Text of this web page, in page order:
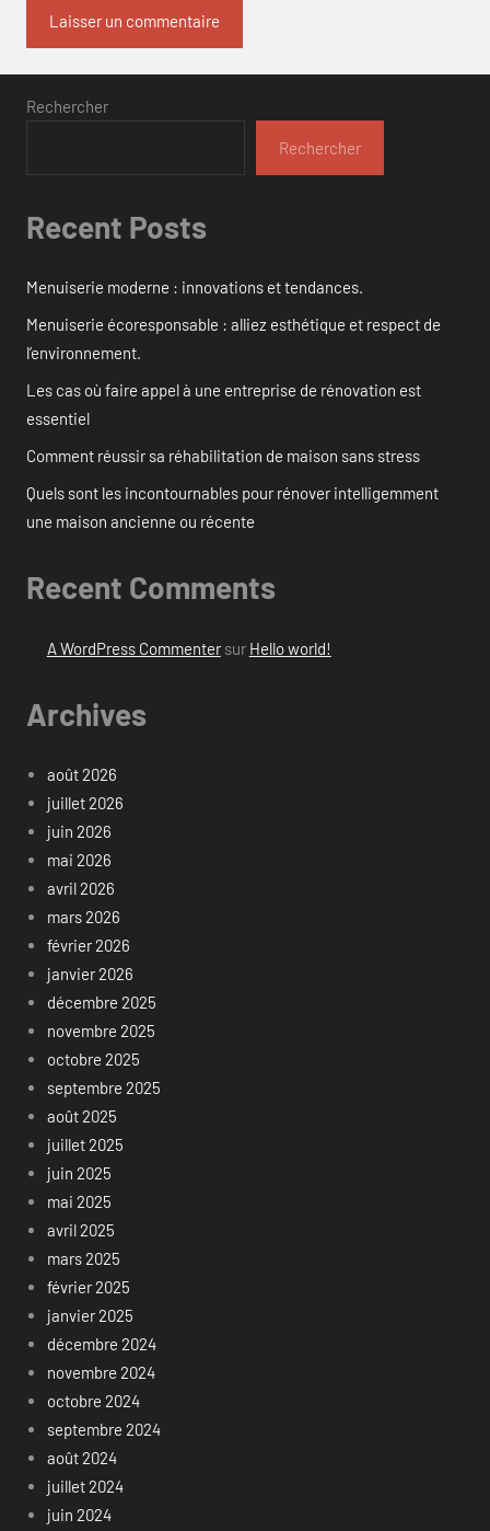
Rechercher
Rechercher
Recent Posts
Menuiserie moderne : innovations et tendances.
Menuiserie écoresponsable : alliez esthétique et respect de
l’environnement.
Les cas où faire appel à une entreprise de rénovation est
essentiel
Comment réussir sa réhabilitation de maison sans stress
Quels sont les incontournables pour rénover intelligemment
une maison ancienne ou récente
Recent Comments
A WordPress Commentersur Hello world!
Archives
août 2026
juillet 2026
juin 2026
mai 2026
avril 2026
mars 2026
février 2026
janvier 2026
décembre 2025
novembre 2025
octobre 2025
septembre 2025
août 2025
juillet 2025
juin 2025
mai 2025
avril 2025
mars 2025
février 2025
janvier 2025
décembre 2024
novembre 2024
octobre 2024
septembre 2024
août 2024
juillet 2024
juin 2024